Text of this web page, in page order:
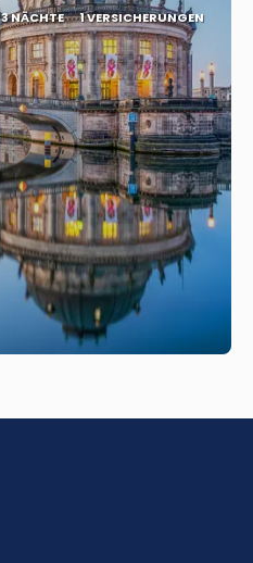
3 NÄCHTE 1 VERSICHERUNGEN